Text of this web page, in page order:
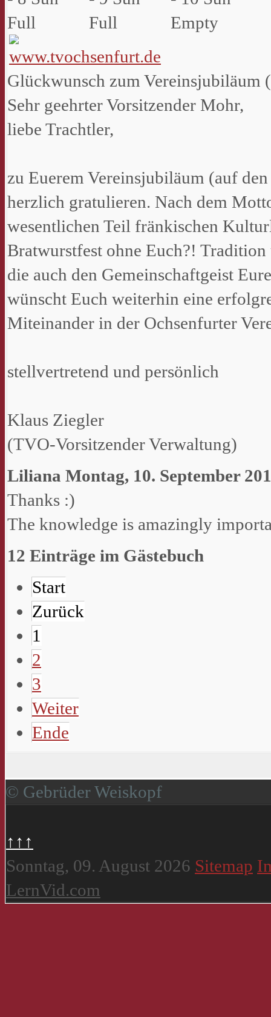
Glückwunsch zum Vereinsjubiläum
Sehr geehrter Vorsitzender Mohr,
liebe Trachtler,
zu Euerem Vereinsjubiläum (auf
herzlich gratulieren. Nach dem
wesentlichen Teil fränkischen
Bratwurstfest ohne Euch?!
die auch den Gemeinschaftgeist
wünscht Euch weiterhin eine
Miteinander in der Ochsenfurter
stellvertretend und persönlich
Klaus Ziegler
(TVO-Vorsitzender Verwaltung)
Liliana Montag, 10. September
Thanks :)
The knowledge is amazingly
12 Einträge im Gästebuch
Start
Zurück
1
2
3
Weiter
Ende
© Gebrüder Weiskopf
↑↑↑
Sonntag, 09. August 2026 Sitemap
LernVid.com